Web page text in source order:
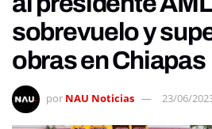
sobrevuelo y
obras en Chiapas
por NAU Noticias 23/06/